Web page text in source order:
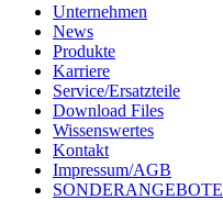
Unternehmen
News
Produkte
Karriere
Service/Ersatzteile
Download Files
Wissenswertes
Kontakt
Impressum/AGB
SONDERANGEBOTE